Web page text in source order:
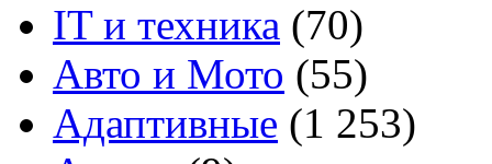
IT и техника (70)
Авто и Мото (55)
Адаптивные (1 253)